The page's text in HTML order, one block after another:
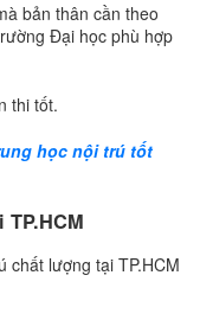
bản thân cần theo
Đại học phù hợp
thi tốt.
học nội trú tốt
lượng tại TP.HCM